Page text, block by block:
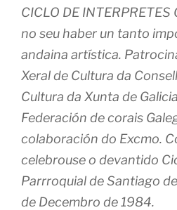
CICLO DE
no seu haber un tanto
andaina artística.
Xeral de Cultura da
Cultura da Xunta de
Federación de corais
colaboración do Excmo.
celebrouse o devantido
Parrroquial de Santiago
de Decembro de 1984.